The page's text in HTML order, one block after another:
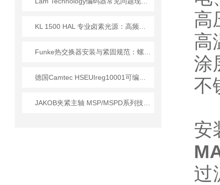
高
高
涂
不
安
过